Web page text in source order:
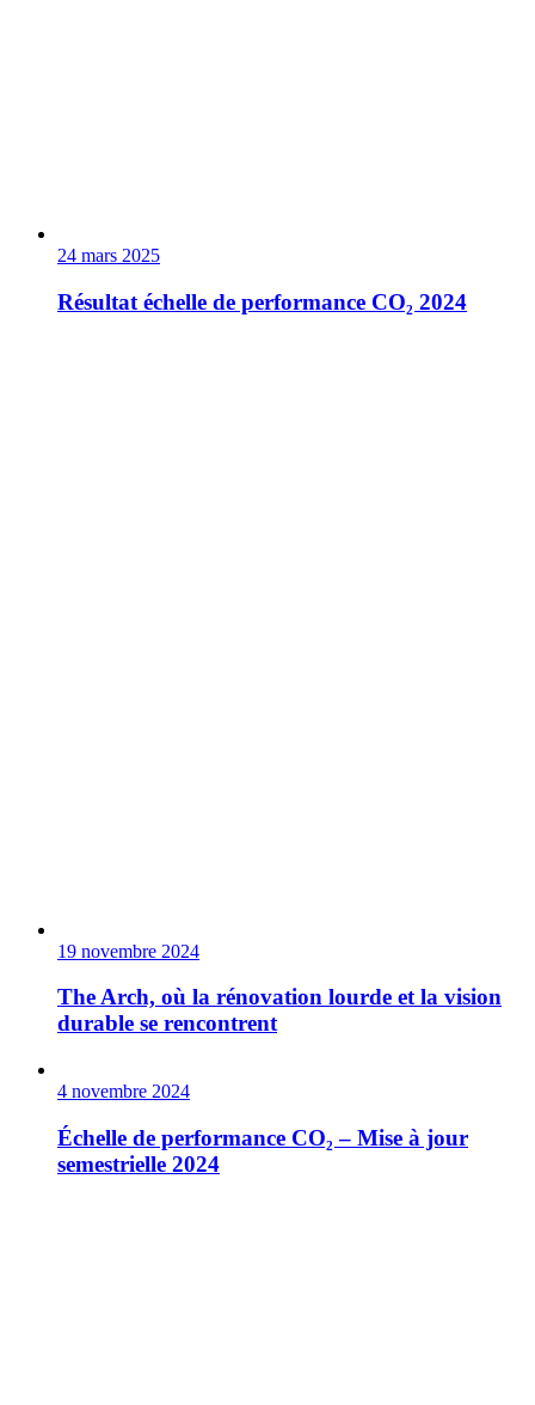
24 mars 2025
Résultat échelle de performance CO₂ 2024
19 novembre 2024
The Arch, où la rénovation lourde et la vision
durable se rencontrent
4 novembre 2024
Échelle de performance CO₂ – Mise à jour
semestrielle 2024